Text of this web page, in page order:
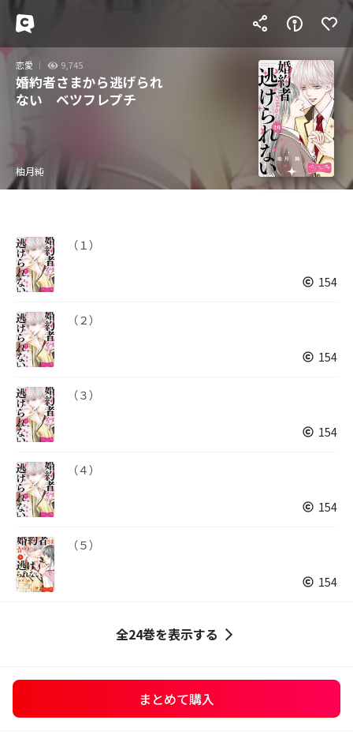
恋愛 9,745
婚約者さまから逃げられ
ない ベツフレプチ
柚月純
（１）
154
（２）
154
（３）
154
（４）
154
（５）
154
全24巻を表示する
まとめて購入